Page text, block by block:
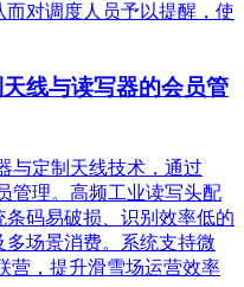
对调度人员予以提醒，使
线与读写器的会员管
与定制天线技术，通过
管理。高频工业读写头配
码易破损、识别效率低的
场景消费。系统支持微
营，提升滑雪场运营效率